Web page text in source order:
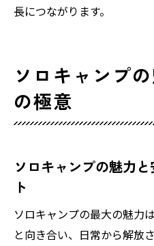
長につながります。
ソロキャンプ
の極意
ソロキャンプの魅力
ト
ソロキャンプの最大の魅力
と向き合い、日常から解放